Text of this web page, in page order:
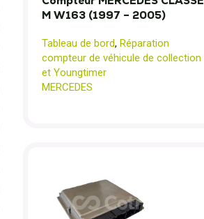
M W163 (1997 – 2005)
Tableau de bord, Réparation
compteur de véhicule de collection
et Youngtimer
MERCEDES